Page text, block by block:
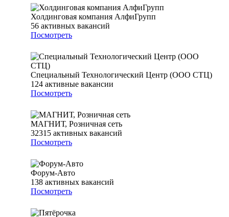
Холдинговая компания АлфиГрупп
56 активных вакансий
Посмотреть
Специальный Технологический Центр (ООО СТЦ)
124 активные вакансии
Посмотреть
МАГНИТ, Розничная сеть
32315 активных вакансий
Посмотреть
Форум-Авто
138 активных вакансий
Посмотреть